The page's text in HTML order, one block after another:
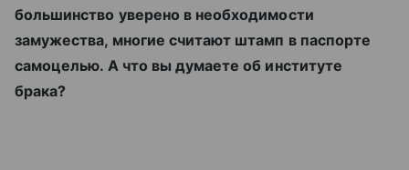
большинство уверено в необходимости
замужества, многие считают штамп в паспорте
самоцелью. А что вы думаете об институте
брака?